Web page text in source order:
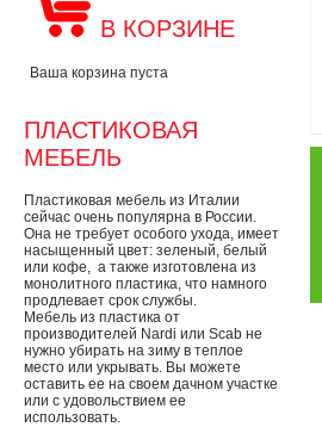
В КОРЗИНЕ
Ваша корзина пуста
ПЛАСТИКОВАЯ
МЕБЕЛЬ
Пластиковая мебель из Италии
сейчас очень популярна в России.
Она не требует особого ухода, имеет
насыщенный цвет: зеленый, белый
или кофе, а также изготовлена из
монолитного пластика, что намного
продлевает срок службы.
Мебель из пластика от
производителей Nardi или Scab не
нужно убирать на зиму в теплое
место или укрывать. Вы можете
оставить ее на своем дачном участке
или с удовольствием ее
использовать.